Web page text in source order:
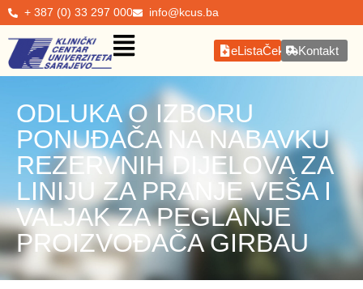
+ 387 (0) 33 297 000 info@kcus.ba
eListaČekanjaKontakt
ODLUKA O IZBORU
PONUĐAČA NA NABAVKU
REZERVNIH DIJELOVA ZA
LINIJU ZA PRANJE VEŠA I
VALJAK ZA PEGLANJE
PROIZVOĐAČA GIRBAU